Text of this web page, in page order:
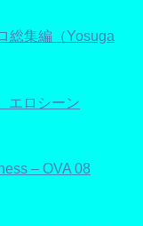
集編（Yosuga
ロシーン
– OVA 08